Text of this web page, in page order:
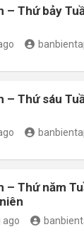
– Thứ bảy
– Thứ sáu
– Thứ năm
ago